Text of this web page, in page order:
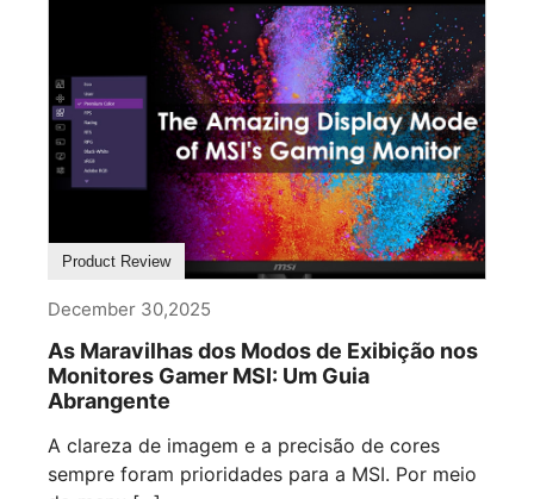
Product Review
December 30,2025
As Maravilhas dos Modos de Exibição nos
Monitores Gamer MSI: Um Guia
Abrangente
A clareza de imagem e a precisão de cores
sempre foram prioridades para a MSI. Por meio